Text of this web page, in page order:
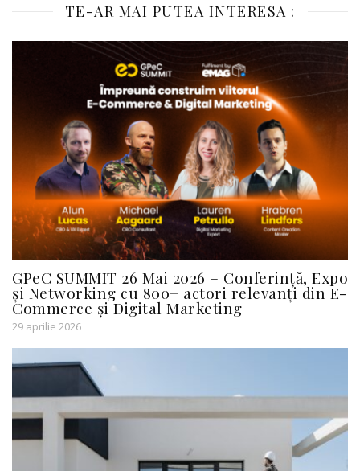
TE-AR MAI PUTEA INTERESA :
GPeC SUMMIT 26 Mai 2026 – Conferință, Expo
și Networking cu 800+ actori relevanți din E-
Commerce și Digital Marketing
29 aprilie 2026